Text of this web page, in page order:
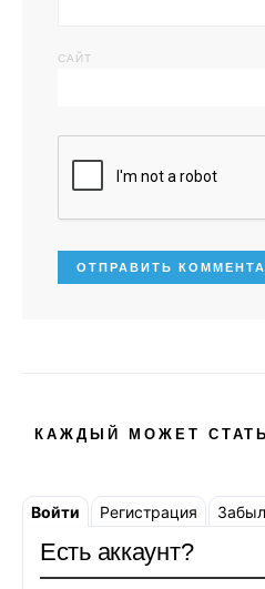
САЙТ
КАЖДЫЙ МОЖЕТ
Войти Регистрация
Есть аккаунт?